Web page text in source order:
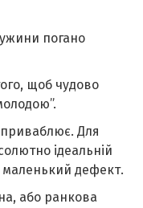
погано
щоб чудово
Для
ідеальній
маленький дефект.
або ранкова